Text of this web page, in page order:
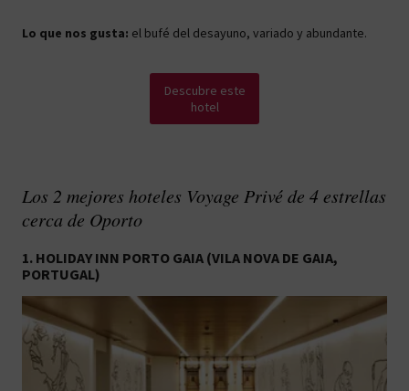
Lo que nos gusta: el bufé del desayuno, variado y abundante.
Descubre este
hotel
Los 2 mejores hoteles Voyage Privé de 4 estrellas
cerca de Oporto
1. HOLIDAY INN PORTO GAIA (VILA NOVA DE GAIA,
PORTUGAL)